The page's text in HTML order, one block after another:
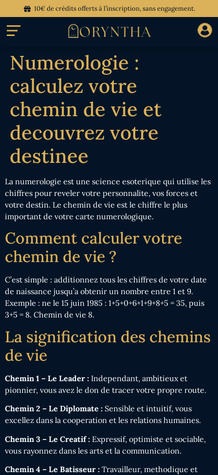
10€ de crédits offerts à l’inscription, sans engagement.
Numerologie :
calculez votre
chemin de vie et
decouvrez votre
destinee
La numerologie est une science esoterique qui utilise les
chiffres pour reveler votre personnalite, vos forces et
votre destin. Le chemin de vie est le chiffre le plus
important de votre carte numerologique.
Comment calculer votre
chemin de vie ?
C’est simple : additionnez tous les chiffres de votre date
de naissance jusqu’a obtenir un nombre entre 1 et 9.
Exemple : ne le 15 juin 1985 : 1+5+0+6+1+9+8+5 = 35, puis
3+5 = 8. Chemin de vie 8.
La signification des chemins
de vie
Chemin 1 – Le Leader : Independant, ambitieux et
pionnier, vous avez le don de tracer votre propre route.
Chemin 2 – Le Diplomate : Sensible et intuitif, vous
excellez dans la cooperation et les relations humaines.
Chemin 3 – Le Creatif : Expressif, optimiste et sociable,
vous rayonnez dans les arts et la communication.
Chemin 4 – Le Batisseur : Travailleur, methodique et